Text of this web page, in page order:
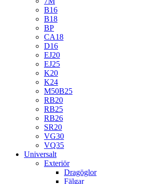
B16
B18
BP
CA18
D16
EJ20
EJ25
K20
K24
M50B25
RB20
RB25
RB26
SR20
VG30
VQ35
Universalt
Exteriör
Dragöglor
Fälgar